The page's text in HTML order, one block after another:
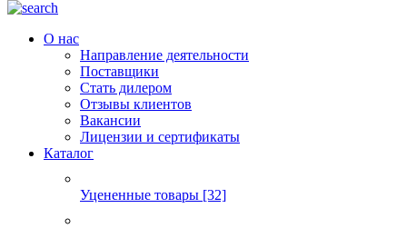
О нас
Направление деятельности
Поставщики
Стать дилером
Отзывы клиентов
Вакансии
Лицензии и сертификаты
Каталог
Уцененные товары [32]